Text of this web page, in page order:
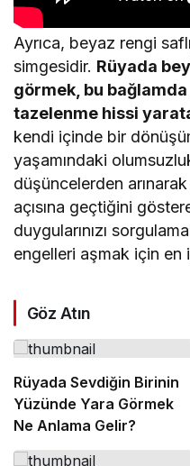
Ayrıca, beyaz rengi
simgesidir. Rüyada
görmek, bu
tazelenme hissi
kendi içinde bir
yaşamındaki
düşüncelerden
açısına geçtiğini
duygularınızı
engelleri aşmak için en
Göz Atın
Rüyada Sevdiğin Birinin
Yüzünde Yara Görmek
Ne Anlama Gelir?